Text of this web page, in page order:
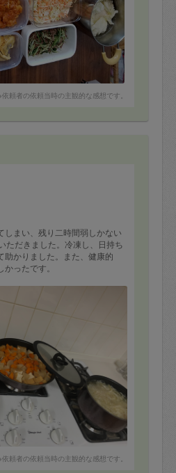
依頼者の依頼当時の主観的な感想です。
しまい、残り二時間弱しかない
ただきました。冷凍し、日持ち
助かりました。また、健康的
ったです。
と食べていました。
っているだけあり、家庭料理で
した。
てもきちんとキッチンを綺麗
きました。
依頼者の依頼当時の主観的な感想です。